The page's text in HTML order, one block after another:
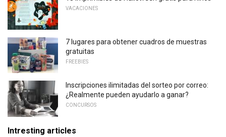
VACACIONES
7 lugares para obtener cuadros de muestras
gratuitas
FREEBIES
Inscripciones ilimitadas del sorteo por correo:
¿Realmente pueden ayudarlo a ganar?
CONCURSOS
Intresting articles